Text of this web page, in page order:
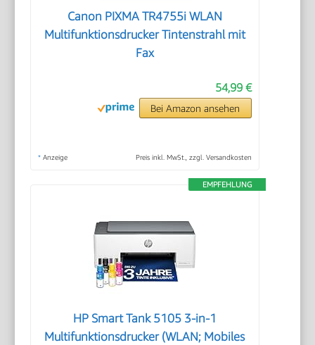
Canon PIXMA TR4755i WLAN
Multifunktionsdrucker Tintenstrahl mit
Fax
54,99 €
Bei Amazon ansehen
* Anzeige Preis inkl. MwSt., zzgl. Versandkosten
EMPFEHLUNG
HP Smart Tank 5105 3-in-1
Multifunktionsdrucker (WLAN; Mobiles